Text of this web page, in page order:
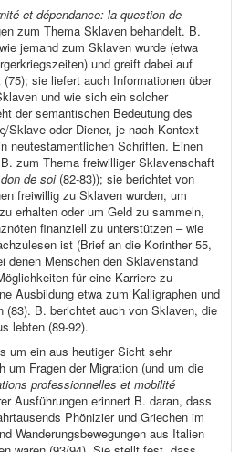
et dépendance: la question de
zum Thema Sklaven behandelt. B.
jemand zum Sklaven wurde (etwa
und greift dabei auf
sie liefert auch Informationen über
und wie sich ein solcher
der semantischen Bedeutung des
Sklave oder Diener, je nach Kontext
neutestamentlichen Schriften. Einen
zum Thema freiwilliger Sklavenschaft
de soi(82-83)); sie berichtet von
freiwillig zu Sklaven wurden, um
erhalten oder um Geld zu sammeln,
finanziell zu unterstützen – wie
ist (Brief an die Korinther 55,
denen Menschen den Sklavenstand
für eine Karriere zu
Ausbildung etwa zum Kalligraphen und
(83). B. berichtet auch von Sklaven, die
lebten (89-92).
um ein aus heutiger Sicht sehr
um Fragen der Migration (und um die
professionnelles et mobilité
Ausführungen erinnert B. daran, dass
Phönizier und Griechen im
Wanderungsbewegungen aus Italien